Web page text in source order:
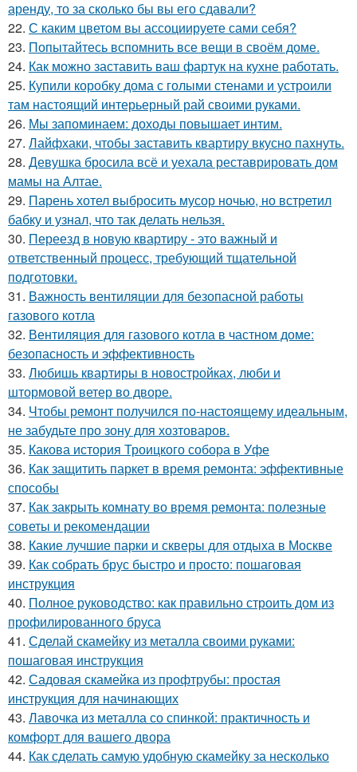
аренду, то за сколько бы вы его сдавали?
22. С каким цветом вы ассоциируете сами себя?
23. Попытайтесь вспомнить все вещи в своём доме.
24. Как можно заставить ваш фартук на кухне работать.
25. Купили коробку дома с голыми стенами и устроили
там настоящий интерьерный рай своими руками.
26. Мы запоминаем: доходы повышает интим.
27. Лайфхаки, чтобы заставить квартиру вкусно пахнуть.
28. Девушка бросила всё и уехала реставрировать дом
мамы на Алтае.
29. Парень хотел выбросить мусор ночью, но встретил
бабку и узнал, что так делать нельзя.
30. Переезд в новую квартиру - это важный и
ответственный процесс, требующий тщательной
подготовки.
31. Важность вентиляции для безопасной работы
газового котла
32. Вентиляция для газового котла в частном доме:
безопасность и эффективность
33. Любишь квартиры в новостройках, люби и
штормовой ветер во дворе.
34. Чтобы ремонт получился по-настоящему идеальным,
не забудьте про зону для хозтоваров.
35. Какова история Троицкого собора в Уфе
36. Как защитить паркет в время ремонта: эффективные
способы
37. Как закрыть комнату во время ремонта: полезные
советы и рекомендации
38. Какие лучшие парки и скверы для отдыха в Москве
39. Как собрать брус быстро и просто: пошаговая
инструкция
40. Полное руководство: как правильно строить дом из
профилированного бруса
41. Сделай скамейку из металла своими руками:
пошаговая инструкция
42. Садовая скамейка из профтрубы: простая
инструкция для начинающих
43. Лавочка из металла со спинкой: практичность и
комфорт для вашего двора
44. Как сделать самую удобную скамейку за несколько